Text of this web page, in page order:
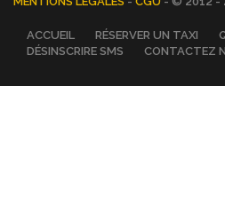
ACCUEIL RÉSERVER UN TAXI
DÉSINSCRIRE SMS
CONTACTEZ